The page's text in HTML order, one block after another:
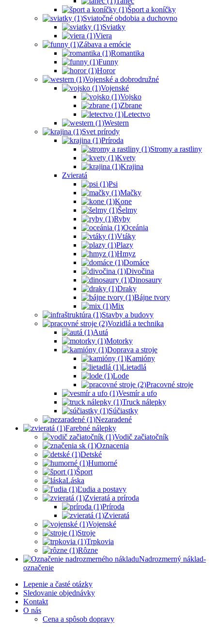
Šport a koníčky
Sviatočné obdobia a duchovno
Sviatky
Viera
Zábava a emócie
Romantika
Funny
Horor
Vojenské a dobrodružné
Vojenské
Vojsko
Zbrane
Letectvo
Western
Svet prírody
Príroda
Stromy a rastliny
Kvety
Krajina
Zvieratá
Psi
Mačky
Kone
Šelmy
Ryby
Oceánia
Vtáky
Plazy
Hmyz
Domáce
Divočina
Dinosaury
Draky
Bájne tvory
Mix
Stavby a budovy
Vozidlá a technika
Autá
Motorky
Doprava a stroje
Kamióny
Lietadlá
Lode
Pracovné stroje
Vesmír a ufo
Truck nálepky
Súčiastky
Nezaradené
Farebné nálepky
Vodič začiatočník
Oznacenia
Detské
Humorné
Šport
Láska
Ľudia a postavy
Zvieratá a príroda
Príroda
Zvieratá
Vojenské
Stroje
Trpkovia
Rôzne
Nadrozmerný náklad-
označenie
Lepenie a časté otázky
Sledovanie objednávky
Kontakt
O nás
Cena a spôsob dopravy